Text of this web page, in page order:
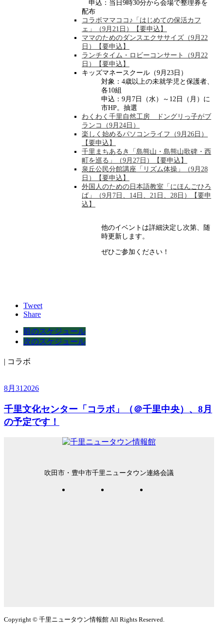
申込：当日9時30分から会場で整理券を
配布
コラボママココ♪「はじめての保活カフ
ェ」（9月21日）【要申込】
ママのためのダンスエクササイズ（9月22
日）【要申込】
ランチタイム・ロビーコンサート（9月22
日）【要申込】
キッズマネースクール（9月23日）
対象：4歳以上の未就学児と保護者、
各10組
申込：9月7日（水）～12日（月）に
市HP。抽選
わくわく千里自然工房 ドングリっ子がブ
ランコ（9月24日）
楽しく始めるパソコンライフ（9月26日）
【要申込】
千里まちあるき「島熊山・島熊山歌碑・西
町を巡る」（9月27日）【要申込】
泉丘公民分館講座「リズム体操」（9月28
日）【要申込】
外国人のための日本語教室「にほんごひろ
ば」（9月7日、14日、21日、28日）【要申
込】
他のイベントは詳細決定し次第、随
時更新します。
ぜひご参加ください！
Tweet
Share
前のスケジュール
次のスケジュール
| コラボ
8月 31 2026
千里文化センター「コラボ」（＠千里中央）、8月
の予定です！
吹田市・豊中市千里ニュータウン連絡会議
Copyright © 千里ニュータウン情報館 All Rights Reserved.